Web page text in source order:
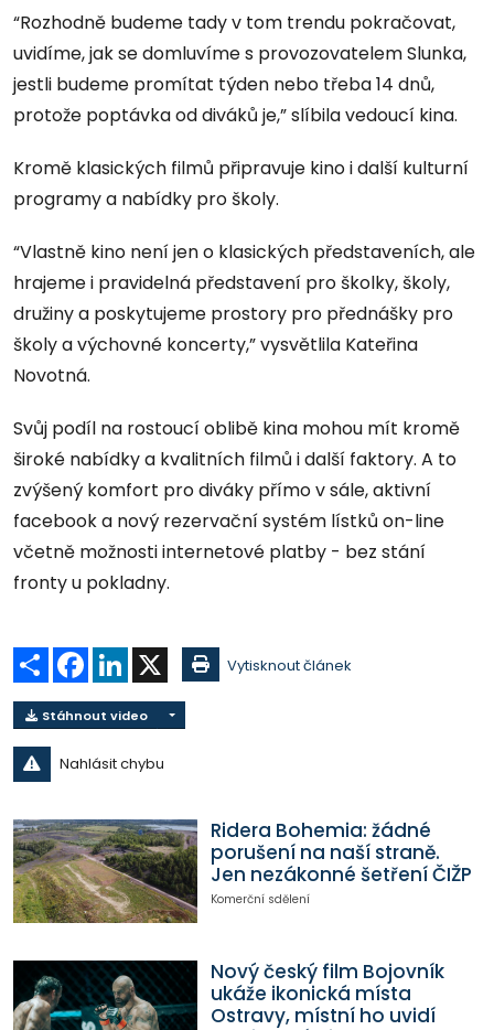
“Rozhodně budeme tady v tom trendu pokračovat,
uvidíme, jak se domluvíme s provozovatelem Slunka,
jestli budeme promítat týden nebo třeba 14 dnů,
protože poptávka od diváků je,” slíbila vedoucí kina.
Kromě klasických filmů připravuje kino i další kulturní
programy a nabídky pro školy.
“Vlastně kino není jen o klasických představeních, ale
hrajeme i pravidelná představení pro školky, školy,
družiny a poskytujeme prostory pro přednášky pro
školy a výchovné koncerty,” vysvětlila Kateřina
Novotná.
Svůj podíl na rostoucí oblibě kina mohou mít kromě
široké nabídky a kvalitních filmů i další faktory. A to
zvýšený komfort pro diváky přímo v sále, aktivní
facebook a nový rezervační systém lístků on-line
včetně možnosti internetové platby - bez stání
fronty u pokladny.
Sdílet Facebook
LinkedIn Vytisknout článek
Stáhnout video
Nahlásit chybu
Ridera Bohemia: žádné
porušení na naší straně.
Jen nezákonné šetření ČIŽP
Komerční sdělení
Nový český film Bojovník
ukáže ikonická místa
Ostravy, místní ho uvidí